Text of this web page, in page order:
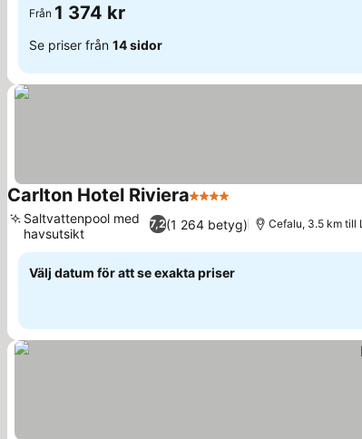
Från 1 374 kr
Se priser från 14 sidor
Carlton Hotel Riviera4 Stjärnor
7,2(1 264 betyg)
Saltvattenpool med
havsutsikt
Cefalu, 3.5 km till
Välj datum för att se exakta priser